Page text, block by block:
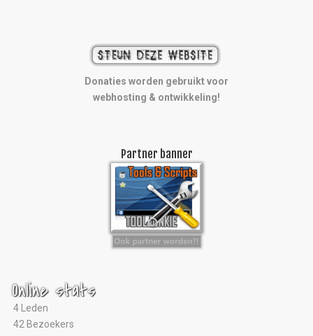
Donaties worden gebruikt voor
webhosting & ontwikkeling!
Partner banner
Online stats
4 Leden
42 Bezoekers